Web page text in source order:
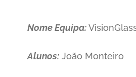
Nome Equipa:
Alunos:João Monteiro